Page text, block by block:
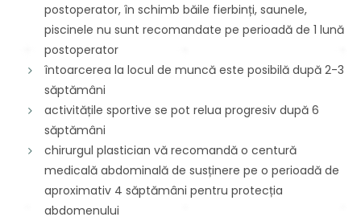
postoperator, în schimb băile fierbinți, saunele,
piscinele nu sunt recomandate pe perioadă de 1 lună
postoperator
întoarcerea la locul de muncă este posibilă după 2-3
săptămâni
activitățile sportive se pot relua progresiv după 6
săptămâni
chirurgul plastician vă recomandă o centură
medicală abdominală de susținere pe o perioadă de
aproximativ 4 săptămâni pentru protecția
abdomenului